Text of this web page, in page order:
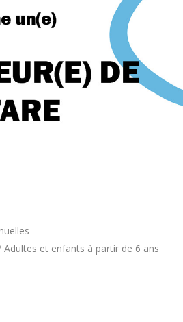
Adultes et enfants à partir de 6 ans